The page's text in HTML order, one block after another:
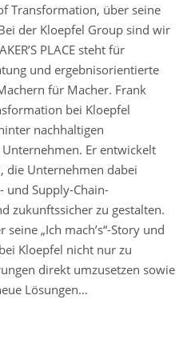
Transformation, über seine
der Kloepfel Group sind wir
PLACE steht für
und ergebnisorientierte
für Macher. Frank
bei Kloepfel
nachhaltigen
Er entwickelt
die Unternehmen dabei
und Supply-Chain-
zukunftssicher zu gestalten.
„Ich mach’s“-Story und
Kloepfel nicht nur zu
direkt umzusetzen sowie
Lösungen…